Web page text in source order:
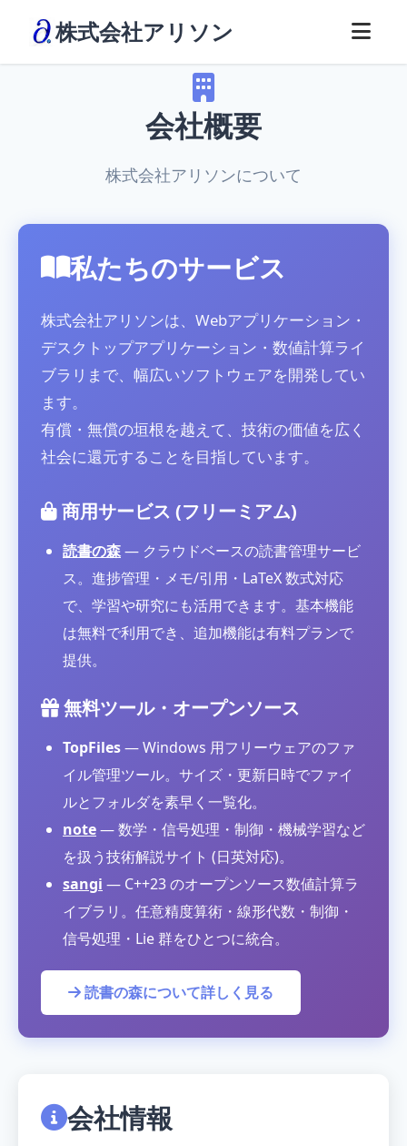
株式会社アリソン
会社概要
株式会社アリソンについて
私たちのサービス
株式会社アリソンは、Webアプリケーション・
デスクトップアプリケーション・数値計算ライ
ブラリまで、幅広いソフトウェアを開発してい
ます。
有償・無償の垣根を越えて、技術の価値を広く
社会に還元することを目指しています。
商用サービス (フリーミアム)
読書の森— クラウドベースの読書管理サービ
ス。進捗管理・メモ/引用・LaTeX 数式対応
で、学習や研究にも活用できます。基本機能
は無料で利用でき、追加機能は有料プランで
提供。
無料ツール・オープンソース
TopFiles— Windows 用フリーウェアのファ
イル管理ツール。サイズ・更新日時でファイ
ルとフォルダを素早く一覧化。
note— 数学・信号処理・制御・機械学習など
を扱う技術解説サイト (日英対応)。
sangi — C++23 のオープンソース数値計算ラ
イブラリ。任意精度算術・線形代数・制御・
信号処理・Lie 群をひとつに統合。
読書の森について詳しく見る
会社情報